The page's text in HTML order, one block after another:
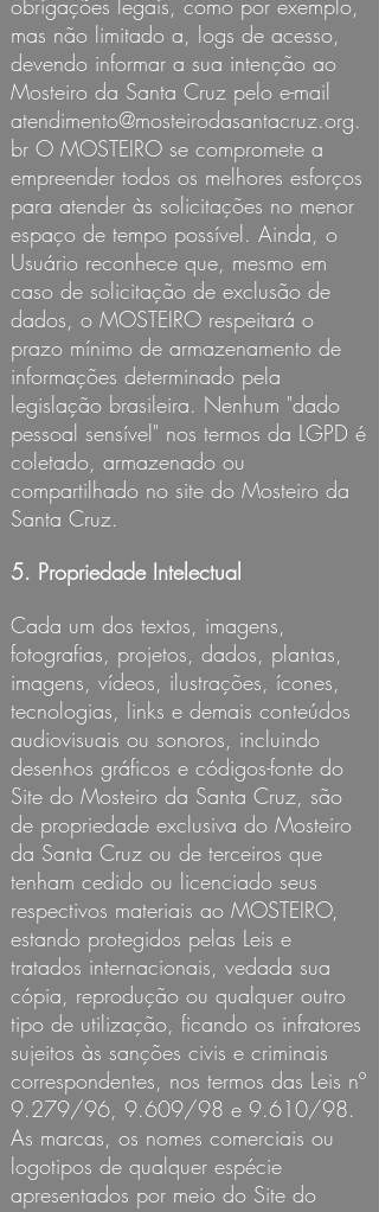
obrigações legais, como por exemplo,
mas não limitado a, logs de acesso,
devendo informar a sua intenção ao
Mosteiro da Santa Cruz pelo e-mail
atendimento@mosteirodasantacruz.org.
br O MOSTEIRO se compromete a
empreender todos os melhores esforços
para atender às solicitações no menor
espaço de tempo possível. Ainda, o
Usuário reconhece que, mesmo em
caso de solicitação de exclusão de
dados, o MOSTEIRO respeitará o
prazo mínimo de armazenamento de
informações determinado pela
legislação brasileira. Nenhum "dado
pessoal sensível" nos termos da LGPD é
coletado, armazenado ou
compartilhado no site do Mosteiro da
Santa Cruz.
5. Propriedade Intelectual
Cada um dos textos, imagens,
fotografias, projetos, dados, plantas,
imagens, vídeos, ilustrações, ícones,
tecnologias, links e demais conteúdos
audiovisuais ou sonoros, incluindo
desenhos gráficos e códigos-fonte do
Site do Mosteiro da Santa Cruz, são
de propriedade exclusiva do Mosteiro
da Santa Cruz ou de terceiros que
tenham cedido ou licenciado seus
respectivos materiais ao MOSTEIRO,
estando protegidos pelas Leis e
tratados internacionais, vedada sua
cópia, reprodução ou qualquer outro
tipo de utilização, ficando os infratores
sujeitos às sanções civis e criminais
correspondentes, nos termos das Leis nº
9.279/96, 9.609/98 e 9.610/98.
As marcas, os nomes comerciais ou
logotipos de qualquer espécie
apresentados por meio do Site do